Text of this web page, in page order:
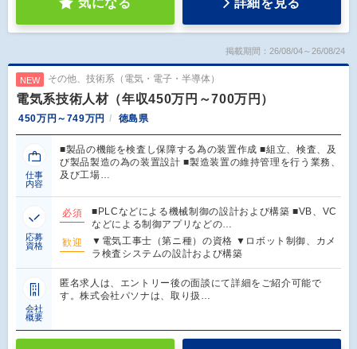
気になる 詳細を見る
掲載期間：26/08/04～26/08/24
NEW その他、技術系（電気・電子・半導体）
電気系技術人材（年収450万円～700万円）
450万円～749万円 徳島県
仕事
内容
■製品の機能を検査し保障する為の装置作成 ■組立、検査、及
び製品製造の為の装置設計 ■製造装置の維持管理を行う業務、
及び工場…
応募
資格
必須
■PLCなどによる機械制御の設計および構築 ■VB、VC
などによる制御アプリなどの…
歓迎
▼電気工事士（第ニ種）の資格 ▼ロボット制御、カメ
ラ検査システムの設計および構築
会社
概要
匿名求人は、エントリー後の面談にて詳細をご紹介可能で
す。株式会社パソナは、取り扱…